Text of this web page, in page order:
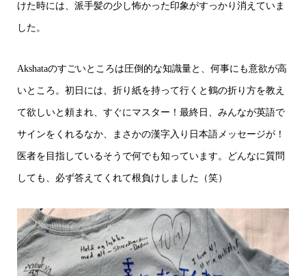
けた時には、派手髪の少し怖かった印象がすっかり消えていま
した。
Akshataのすごいところは圧倒的な知識量と、何事にも意欲が高
いところ。初日には、折り紙を持って行くと鶴の折り方を教え
て欲しいと頼まれ、すぐにマスター！最終日、みんなが英語で
サインをくれるなか、まさかの漢字入り日本語メッセージが！
医者を目指しているそうで何でも知っています。どんなに質問
しても、必ず答えてくれて根負けしました（笑）